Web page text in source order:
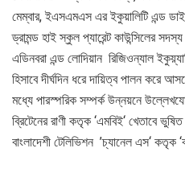
মেম্বার, ইএসএমএস এর ইকুয়ালিটি এন্ড
ড্রামন্ড হাই স্কুল প্যারেন্ট কাউন্সিলের
এডিনবরা এন্ড লোদিয়ান রিজিওন্যাল
হিসাবে দীর্ঘদিন ধরে দায়িত্ব পালন করে
মধ্যে পারস্পরিক সম্পর্ক উন্নয়নে
ব্রিটেনের রাণী কতৃক ‘এমবিই‘ খেতাবে
বাংলাদেশী টেলিভিশন ’চ্যানেল এস‘ কতৃক